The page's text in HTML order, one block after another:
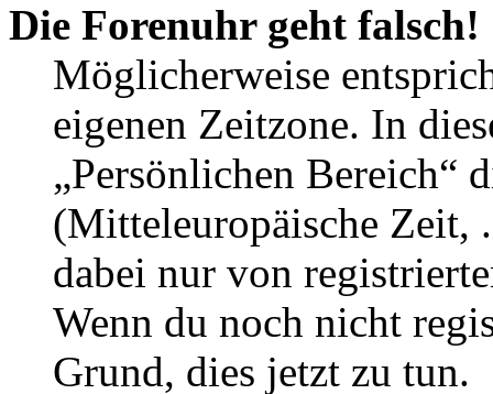
Die Forenuhr geht falsch!
Möglicherweise
eigenen Zeitzone. In
„Persönlichen Bereich“
(Mitteleuropäische Zeit,
dabei nur von
Wenn du noch nicht
Grund, dies jetzt zu tun.